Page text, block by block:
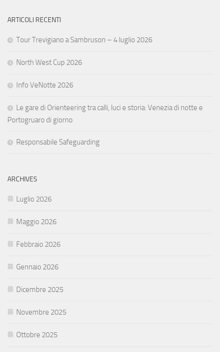
ARTICOLI RECENTI
Tour Trevigiano a Sambruson – 4 luglio 2026
North West Cup 2026
Info VeNotte 2026
Le gare di Orienteering tra calli, luci e storia: Venezia di notte e
Portogruaro di giorno
Responsabile Safeguarding
ARCHIVES
Luglio 2026
Maggio 2026
Febbraio 2026
Gennaio 2026
Dicembre 2025
Novembre 2025
Ottobre 2025